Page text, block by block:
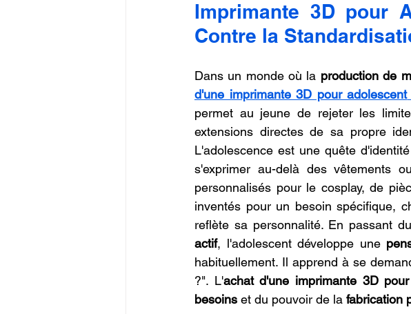
Commerce en Franchise concession LV3D
CREALITY SPARKX i7 Color Combo Bambu
Imprimante 3D pour
Contre la
Dans un monde où la production de
d'une imprimante 3D pour adolescent
permet au jeune de rejeter les
extensions directes de sa propre
L'adolescence est une quête
s'exprimer au-delà des vêtements
personnalisés pour le cosplay, de
inventés pour un besoin spécifique,
reflète sa personnalité. En passant
actif, l'adolescent développe une
habituellement. Il apprend à se
?". L'achat d'une imprimante 3D
besoins et du pouvoir de la fabrication